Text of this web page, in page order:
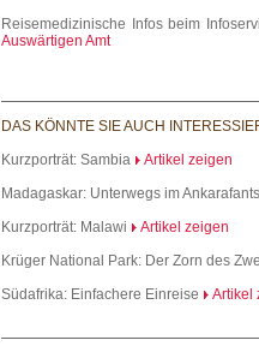
Reisemedizinische Infos beim
Auswärtigen Amt
DAS KÖNNTE SIE AUCH
Kurzporträt: Sambia
Artikel zeigen
Madagaskar: Unterwegs im
Kurzporträt: Malawi
Artikel zeigen
Krüger National Park: Der Zorn des
Südafrika: Einfachere Einreise
Artikel